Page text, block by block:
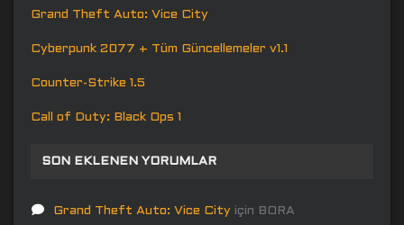
Grand Theft Auto: Vice City
Cyberpunk 2077 + Tüm Güncellemeler v1.1
Counter-Strike 1.5
Call of Duty: Black Ops 1
SON EKLENEN YORUMLAR
Grand Theft Auto: Vice City için BORA